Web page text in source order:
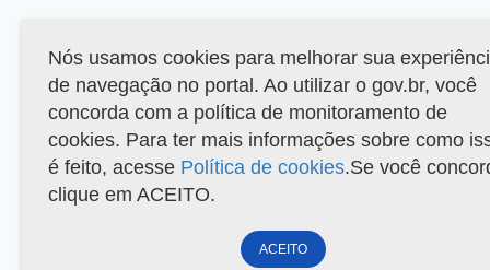
Nós usamos cookies para melhorar sua
de navegação no portal. Ao utilizar o gov.br, você
concorda com a política de monitoramento de
cookies. Para ter mais informações sobre como
é feito, acesse Política de cookies.Se você
clique em ACEITO.
ACEITO